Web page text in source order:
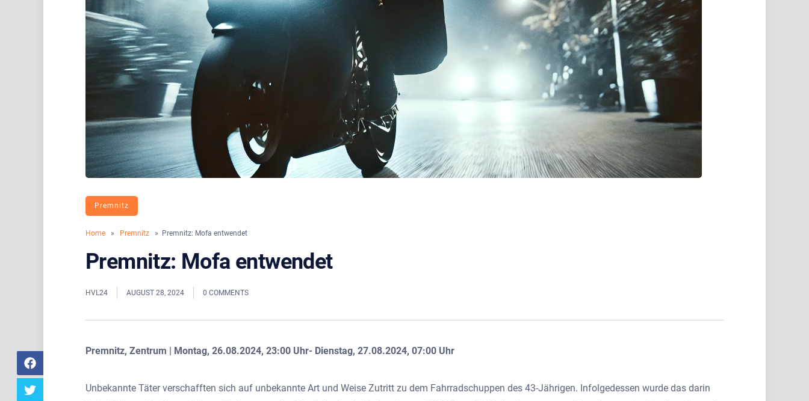
Premnitz
Home » Premnitz » Premnitz: Mofa entwendet
Premnitz: Mofa entwendet
HVL24 AUGUST 28, 2024 0 COMMENTS
Premnitz, Zentrum | Montag, 26.08.2024, 23:00 Uhr- Dienstag, 27.08.2024, 07:00 Uhr
Unbekannte Täter verschafften sich auf unbekannte Art und Weise Zutritt zu dem Fahrradschuppen des 43-Jährigen. Infolgedessen wurde das darin